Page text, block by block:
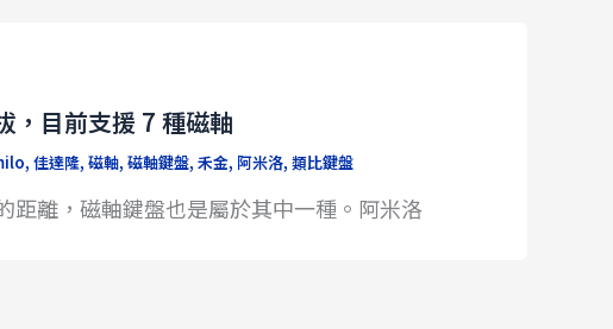
，目前支援 7 種磁軸
, 佳達隆, 磁軸, 磁軸鍵盤, 禾金, 阿米洛, 類比鍵盤
離，磁軸鍵盤也是屬於其中一種。阿米洛